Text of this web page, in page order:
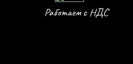
Работаем с НДС